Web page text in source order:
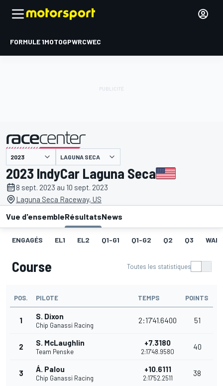
FORMULE 1MOTOGPWRCWEC
présenté par LAGUNA SECA
2023 IndyCar Laguna Seca
8 sept. 2023 au 10 sept. 2023
Laguna Seca Raceway, US
Vue d'ensembleRésultatsNews
ENGAGÉS EL1 EL2 Q1-G1 Q1-G2 Q2 Q3
Course Toutes les statistiques
POS. PILOTE TEMPS POINTS
1 S. Dixon
Chip Ganassi Racing
2:17'41.6400 51
2 S. McLaughlin
Team Penske
+7.3180
2:17'48.9580
40
3 Á. Palou
Chip Ganassi Racing
+10.6111
2:17'52.2511
38